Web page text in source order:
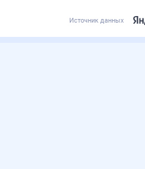
Источник данных